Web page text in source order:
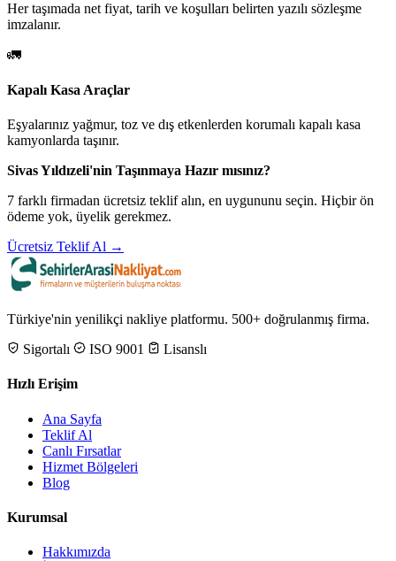
Her taşımada net fiyat, tarih ve koşulları belirten yazılı sözleşme
imzalanır.
🚛
Kapalı Kasa Araçlar
Eşyalarınız yağmur, toz ve dış etkenlerden korumalı kapalı kasa
kamyonlarda taşınır.
Sivas Yıldızeli'nin Taşınmaya Hazır mısınız?
7 farklı firmadan ücretsiz teklif alın, en uygununu seçin. Hiçbir ön
ödeme yok, üyelik gerekmez.
Ücretsiz Teklif Al →
Türkiye'nin yenilikçi nakliye platformu. 500+ doğrulanmış firma.
Sigortalı
ISO 9001 Lisanslı
Hızlı Erişim
Ana Sayfa
Teklif Al
Canlı Fırsatlar
Hizmet Bölgeleri
Blog
Kurumsal
Hakkımızda